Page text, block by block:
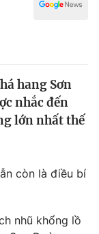
hang Sơn
nhắc đến
lớn nhất thế
còn là điều bí
nhũ khổng lồ